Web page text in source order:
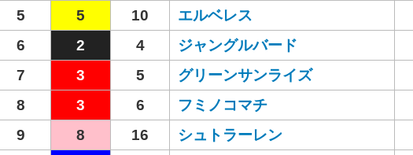
5
5 10 エルベレス
6
2 4 ジャングルバード
7
3 5 グリーンサンライズ
8
3 6 フミノコマチ
9
8 16 シュトラーレン